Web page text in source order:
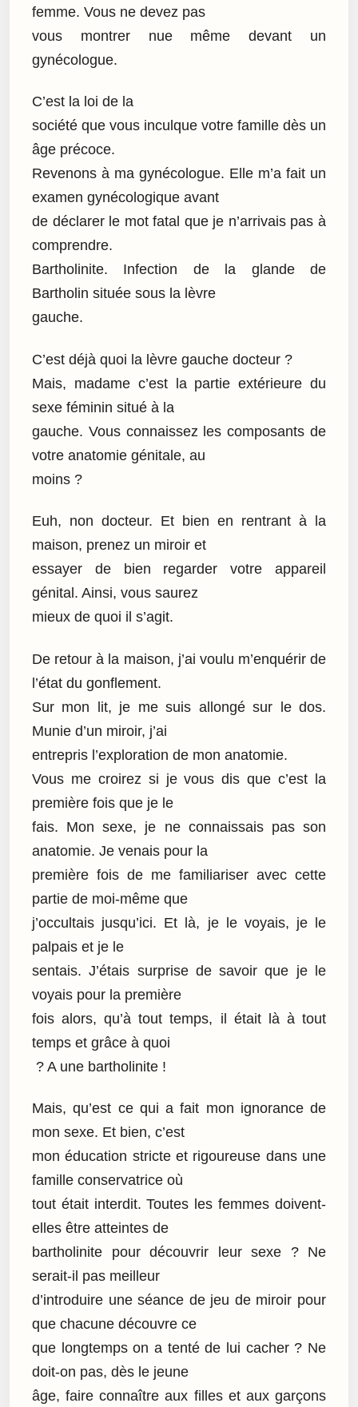
femme. Vous ne devez pas
vous montrer nue même devant un
gynécologue.
C’est la loi de la
société que vous inculque votre famille dès un
âge précoce.
Revenons à ma gynécologue. Elle m’a fait un
examen gynécologique avant
de déclarer le mot fatal que je n’arrivais pas à
comprendre.
Bartholinite. Infection de la glande de
Bartholin située sous la lèvre
gauche.
C’est déjà quoi la lèvre gauche docteur ?
Mais, madame c’est la partie extérieure du
sexe féminin situé à la
gauche. Vous connaissez les composants de
votre anatomie génitale, au
moins ?
Euh, non docteur. Et bien en rentrant à la
maison, prenez un miroir et
essayer de bien regarder votre appareil
génital. Ainsi, vous saurez
mieux de quoi il s’agit.
De retour à la maison, j’ai voulu m’enquérir de
l’état du gonflement.
Sur mon lit, je me suis allongé sur le dos.
Munie d’un miroir, j’ai
entrepris l’exploration de mon anatomie.
Vous me croirez si je vous dis que c’est la
première fois que je le
fais. Mon sexe, je ne connaissais pas son
anatomie. Je venais pour la
première fois de me familiariser avec cette
partie de moi-même que
j’occultais jusqu’ici. Et là, je le voyais, je le
palpais et je le
sentais. J’étais surprise de savoir que je le
voyais pour la première
fois alors, qu’à tout temps, il était là à tout
temps et grâce à quoi
? A une bartholinite !
Mais, qu’est ce qui a fait mon ignorance de
mon sexe. Et bien, c’est
mon éducation stricte et rigoureuse dans une
famille conservatrice où
tout était interdit. Toutes les femmes doivent-
elles être atteintes de
bartholinite pour découvrir leur sexe ? Ne
serait-il pas meilleur
d’introduire une séance de jeu de miroir pour
que chacune découvre ce
que longtemps on a tenté de lui cacher ? Ne
doit-on pas, dès le jeune
âge, faire connaître aux filles et aux garçons